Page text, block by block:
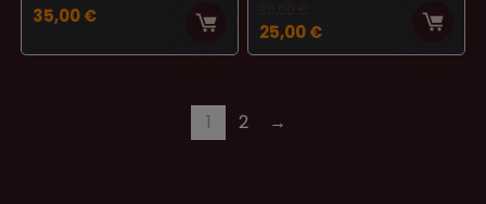
35,00€ 30,00 €
El
precio
30,00 €.
25,00€El
precio
1 2 →